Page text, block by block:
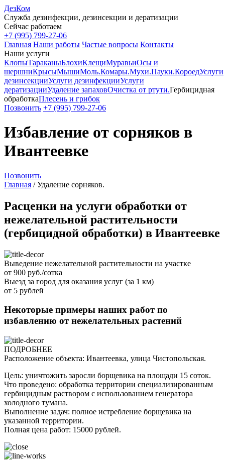
ДезКом
Служба дезинфекции, дезинсекции и дератизации
Сейчас работаем
+7 (995) 799-27-06
Главная Наши работы Частые вопросы Контакты
Наши услуги
КлопыТараканыБлохиКлещиМуравьиОсы и
шершниКрысыМышиМоль.Комары.Мухи.Пауки.КороедУслуги
дезинсекцииУслуги дезинфекцииУслуги
дератизацииУдаление запаховОчистка от ртути.Гербицидная
обработкаПлесень и грибок
Позвонить +7 (995) 799-27-06
Избавление от сорняков в
Ивантеевке
Позвонить
Главная /Удаление сорняков.
Расценки на услуги обработки от
нежелательной растительности
(гербицидной обработки) в Ивантеевке
Выведение нежелательной растительности на участке
от 900 руб./сотка
Выезд за город для оказания услуг (за 1 км)
от 5 рублей
Некоторые примеры наших работ по
избавлению от нежелательных растений
ПОДРОБНЕЕ
Расположение объекта: Ивантеевка, улица Чистопольская.
Цель: уничтожить заросли борщевика на площади 15 соток.
Что проведено: обработка территории специализированным
гербицидным раствором с использованием генератора
холодного тумана.
Выполнение задач: полное истребление борщевика на
указанной территории.
Полная цена работ: 15000 рублей.